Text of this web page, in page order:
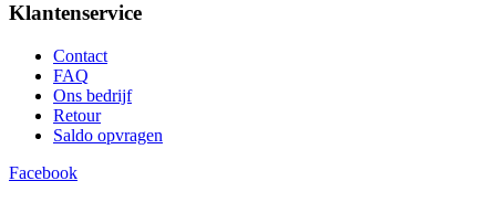
Klantenservice
Contact
FAQ
Ons bedrijf
Retour
Saldo opvragen
Facebook